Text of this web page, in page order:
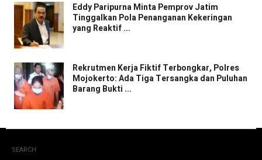
Eddy Paripurna Minta Pemprov Jatim
Tinggalkan Pola Penanganan Kekeringan
yang Reaktif ...
Rekrutmen Kerja Fiktif Terbongkar, Polres
Mojokerto: Ada Tiga Tersangka dan Puluhan
Barang Bukti ...
SEARCH